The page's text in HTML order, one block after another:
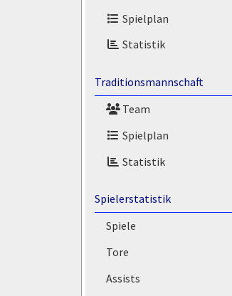
Spielplan
Statistik
Traditionsmannschaft
Team
Spielplan
Statistik
Spielerstatistik
Spiele
Tore
Assists